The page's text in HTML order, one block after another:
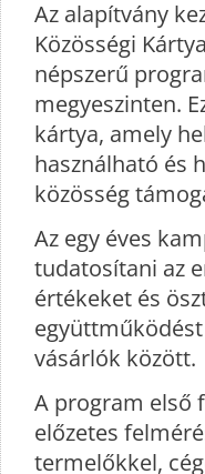
Az alapítvány
Közösségi
népszerű
megyeszinten.
kártya, amely
használható és
közösség
Az egy éves
tudatosítani az
értékeket és
vásárlók között.
A program első
előzetes
termelőkkel,